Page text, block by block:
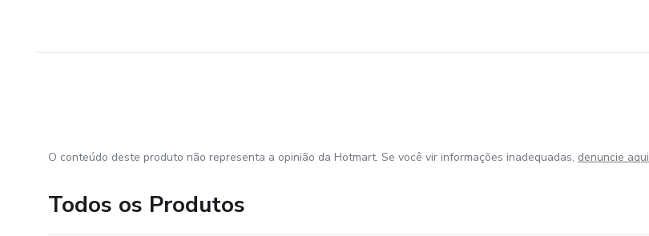
O conteúdo deste produto não representa a opinião da Hotmart. Se você vir informações inadequadas, denuncie aqui
Todos os Produtos